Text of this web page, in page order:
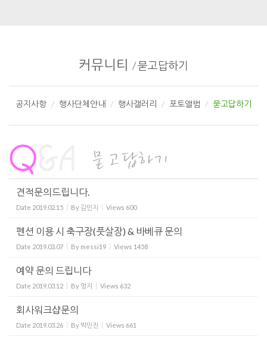
커뮤니티 /묻고답하기
공지사항 행사단체안내 행사갤러리 포토앨범 묻고답하기
견적문의드립니다.
Date 2019.02.15 By 김민지 Views 600
펜션 이용 시 축구장(풋살장) & 바베큐 문의
Date 2019.03.07 By messi19 Views 1458
예약 문의 드립니다
Date 2019.03.12 By 멍지 Views 632
회사워크샵문의
Date 2019.03.26 By 박민진 Views 661